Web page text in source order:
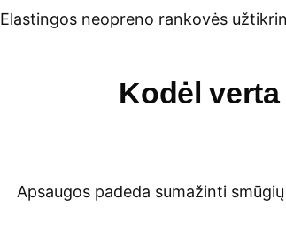
Elastingos neopreno rankovės
Kodėl
Apsaugos padeda sumažinti